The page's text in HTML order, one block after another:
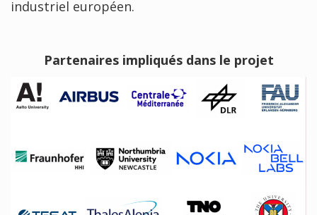
industriel européen.
Partenaires impliqués dans le projet